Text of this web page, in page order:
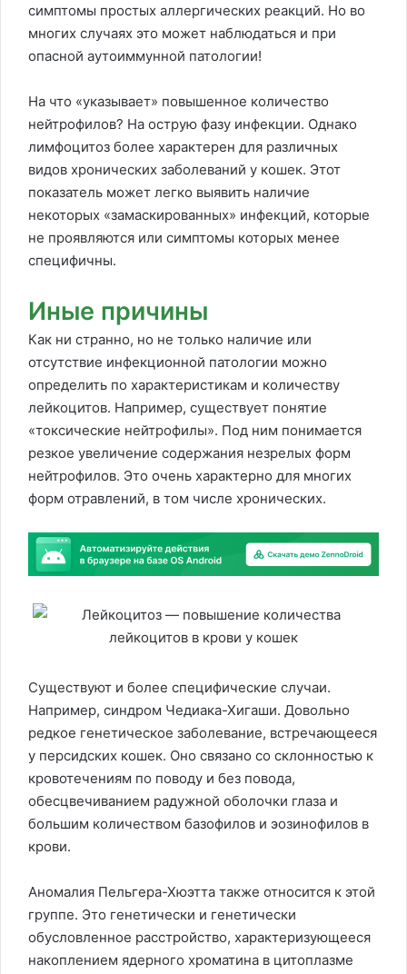
симптомы простых аллергических реакций. Но во
многих случаях это может наблюдаться и при
опасной аутоиммунной патологии!
На что «указывает» повышенное количество
нейтрофилов? На острую фазу инфекции. Однако
лимфоцитоз более характерен для различных
видов хронических заболеваний у кошек. Этот
показатель может легко выявить наличие
некоторых «замаскированных» инфекций, которые
не проявляются или симптомы которых менее
специфичны.
Иные причины
Как ни странно, но не только наличие или
отсутствие инфекционной патологии можно
определить по характеристикам и количеству
лейкоцитов. Например, существует понятие
«токсические нейтрофилы». Под ним понимается
резкое увеличение содержания незрелых форм
нейтрофилов. Это очень характерно для многих
форм отравлений, в том числе хронических.
Существуют и более специфические случаи.
Например, синдром Чедиака-Хигаши. Довольно
редкое генетическое заболевание, встречающееся
у персидских кошек. Оно связано со склонностью к
кровотечениям по поводу и без повода,
обесцвечиванием радужной оболочки глаза и
большим количеством базофилов и эозинофилов в
крови.
Аномалия Пельгера-Хюэтта также относится к этой
группе. Это генетически и генетически
обусловленное расстройство, характеризующееся
накоплением ядерного хроматина в цитоплазме